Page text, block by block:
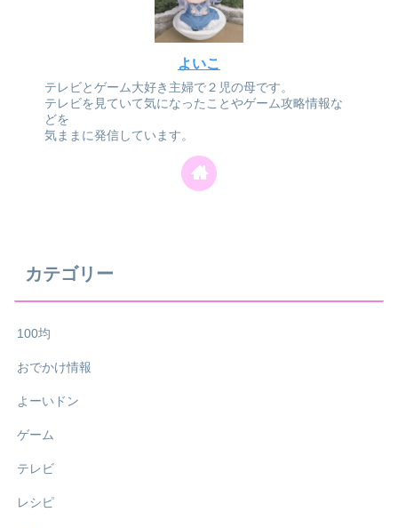
よいこ
テレビとゲーム大好き主婦で２児の母です。
テレビを見ていて気になったことやゲーム攻略情報な
どを
気ままに発信しています。
カテゴリー
100均
おでかけ情報
よーいドン
ゲーム
テレビ
レシピ